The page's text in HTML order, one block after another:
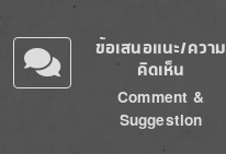
ข้อเสนอแนะ/ความ
คิดเห็น
Comment &
Suggestion